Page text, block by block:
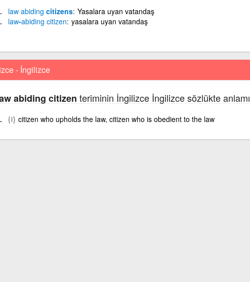
law abiding citizens Yasalara uyan vatandaş
law-abiding citizen yasalara uyan vatandaş
- İngilizce
abiding citizen teriminin İngilizce İngilizce sözlükte anlamı
{i} citizen who upholds the law, citizen who is obedient to the law